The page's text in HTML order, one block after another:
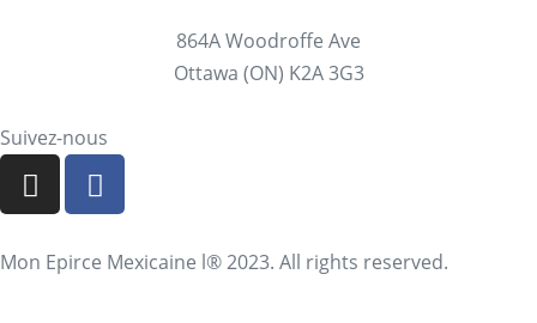
864A Woodroffe Ave
Ottawa (ON) K2A 3G3
Suivez-nous
Mon Epirce Mexicaine l® 2023. All rights reserved.